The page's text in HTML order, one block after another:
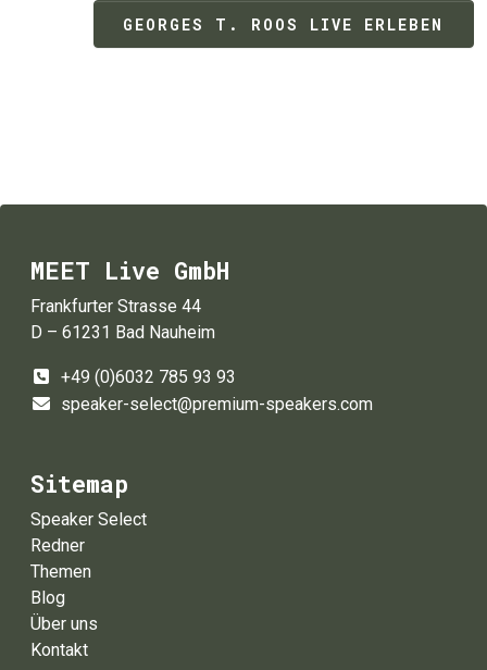
GEORGES T. ROOS LIVE ERLEBEN
MEET Live GmbH
Frankfurter Strasse 44
D – 61231 Bad Nauheim
+49 (0)6032 785 93 93
speaker-select@premium-speakers.com
Sitemap
Speaker Select
Redner
Themen
Blog
Über uns
Kontakt